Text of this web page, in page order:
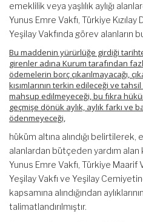
emeklilik veya yaşlılık aylığı
Yunus Emre Vakfı, Türkiye
Yeşilay Vakfında görev alanların
Bu maddenin yürürlüğe girdiği
girenler adına Kurum tarafından
ödemelerin borç çıkarılmayacağı,
kısımlarının terkin edileceği ve
mahsup edilmeyeceği, bu fıkra
geçmişe dönük aylık, aylık farkı ve
ödenmeyeceği,
hüküm altına alındığı belirtilerek,
alanlardan bütçeden yardım alan
Yunus Emre Vakfı, Türkiye Maarif
Yeşilay Vakfı ve Yeşilay
kapsamına alındığından
talimatlandırılmıştır.